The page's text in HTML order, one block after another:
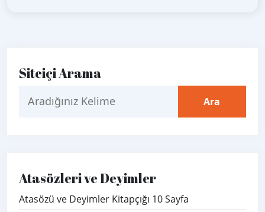
Siteiçi Arama
Atasözleri ve Deyimler
Atasözü ve Deyimler Kitapçığı 10 Sayfa